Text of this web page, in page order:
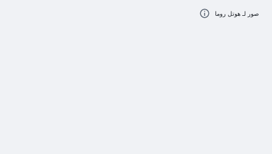
صور لـ هوتل روما